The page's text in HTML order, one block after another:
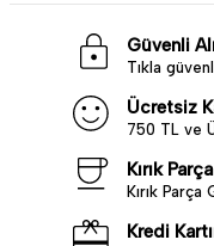
Güvenli
Tıkla
Ücretsiz
750 TL ve
Kırık
Kırık
Kredi